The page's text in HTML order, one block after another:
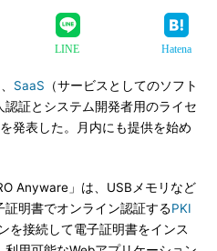
LINE Hatena
SaaS （サービスとしてのソフト
証とシステム開発者用のライセ
発表した。月内にも提供を始め
Anyware」は、USBメモリなど
明書でオンライン認証するPKI
を接続して電子証明書をインス